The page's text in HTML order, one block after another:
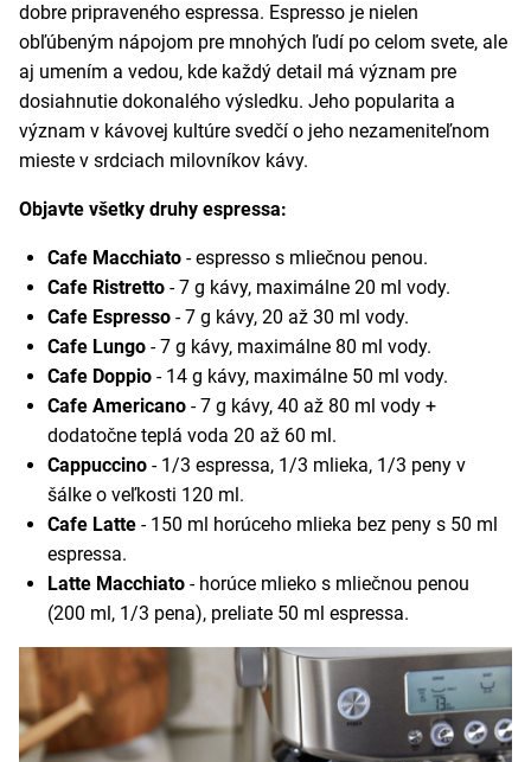
dobre pripraveného espressa. Espresso je nielen
obľúbeným nápojom pre mnohých ľudí po celom svete, ale
aj umením a vedou, kde každý detail má význam pre
dosiahnutie dokonalého výsledku. Jeho popularita a
význam v kávovej kultúre svedčí o jeho nezameniteľnom
mieste v srdciach milovníkov kávy.
Objavte všetky druhy espressa:
Cafe Macchiato - espresso s mliečnou penou.
Cafe Ristretto - 7 g kávy, maximálne 20 ml vody.
Cafe Espresso - 7 g kávy, 20 až 30 ml vody.
Cafe Lungo - 7 g kávy, maximálne 80 ml vody.
Cafe Doppio - 14 g kávy, maximálne 50 ml vody.
Cafe Americano - 7 g kávy, 40 až 80 ml vody +
dodatočne teplá voda 20 až 60 ml.
Cappuccino - 1/3 espressa, 1/3 mlieka, 1/3 peny v
šálke o veľkosti 120 ml.
Cafe Latte - 150 ml horúceho mlieka bez peny s 50 ml
espressa.
Latte Macchiato - horúce mlieko s mliečnou penou
(200 ml, 1/3 pena), preliate 50 ml espressa.